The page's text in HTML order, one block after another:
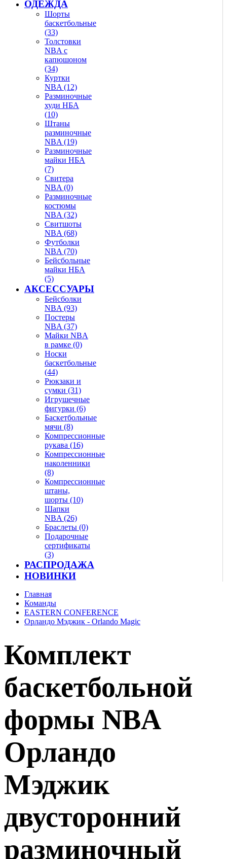
ОДЕЖДА
Шорты
баскетбольные
(33)
Толстовки
NBA с
капюшоном
(34)
Куртки
NBA (12)
Разминочные
худи НБА
(10)
Штаны
разминочные
NBA (19)
Разминочные
майки НБА
(7)
Свитера
NBA (0)
Разминочные
костюмы
NBA (32)
Свитшоты
NBA (68)
Футболки
NBA (70)
Бейсбольные
майки НБА
(5)
АКСЕССУАРЫ
Бейсболки
NBA (93)
Постеры
NBA (37)
Майки NBA
в рамке (0)
Носки
баскетбольные
(44)
Рюкзаки и
сумки (31)
Игрушечные
фигурки (6)
Баскетбольные
мячи (8)
Компрессионные
рукава (16)
Компрессионные
наколенники
(8)
Компрессионные
штаны,
шорты (10)
Шапки
NBA (26)
Браслеты (0)
Подарочные
сертификаты
(3)
РАСПРОДАЖА
НОВИНКИ
Главная
Команды
EASTERN CONFERENCE
Орландо Мэджик - Orlando Magic
Комплект
баскетбольной
формы NBA
Орландо
Мэджик
двусторонний
разминочный